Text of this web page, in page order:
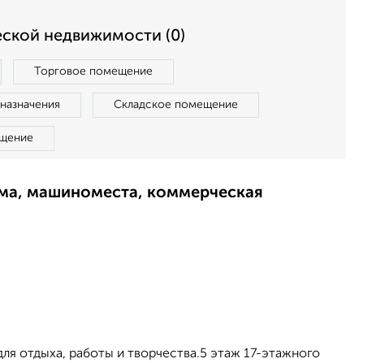
недвижимости (0)
Торговое помещение
Складское помещение
машиноместа, коммерческая
отдыха, работы и творчества.5 этаж 17-этажного